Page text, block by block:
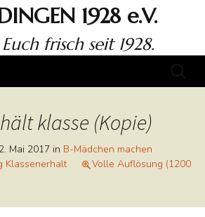
1928 e.V.
frisch seit 1928.
klasse (Kopie)
Mai 2017 in B-Mädchen machen
Klassenerhalt
Volle Auflösung (1200